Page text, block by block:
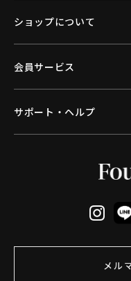
ショップについて
会員サービス
サポート・ヘルプ
メル